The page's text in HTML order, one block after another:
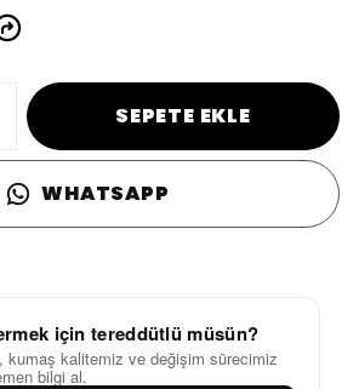
SEPETE EKLE
WHATSAPP
için tereddütlü müsün?
kumaş kalitemiz ve değişim sürecimiz
bilgi al.